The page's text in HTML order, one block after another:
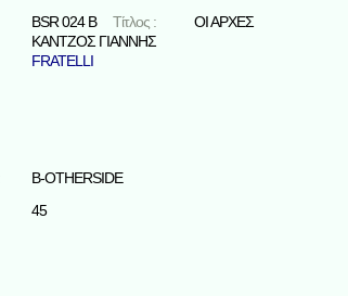
BSR 024 B Τίτλος :
ΟΙ ΑΡΧΕΣ
ΚΑΝΤΖΟΣ ΓΙΑΝΝΗΣ
FRATELLI
B-OTHERSIDE
45